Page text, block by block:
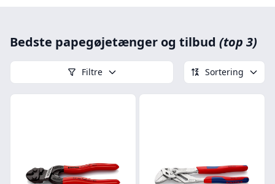
Bedste papegøjetænger og tilbud (top 3)
Filtre Sortering